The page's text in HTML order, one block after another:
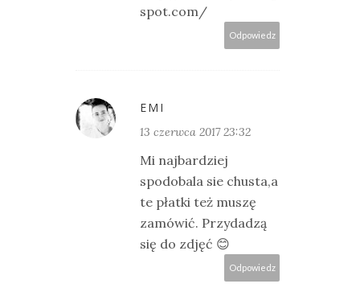
spot.com/
Odpowiedz
EMI
13 czerwca 2017 23:32
Mi najbardziej
spodobala sie chusta,a
te płatki też muszę
zamówić. Przydadzą
się do zdjęć 😊
Odpowiedz